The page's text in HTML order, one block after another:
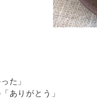
た」
ありがとう」